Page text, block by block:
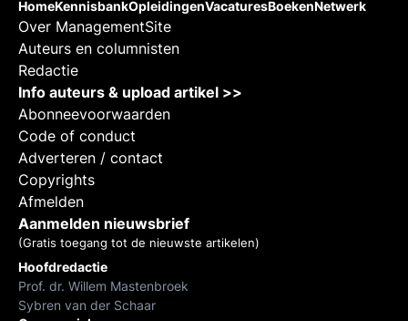
HomeKennisbankOpleidingenVacaturesBoekenNetwerk
Over ManagementSite
Auteurs en columnisten
Redactie
Info auteurs & upload artikel >>
Abonneevoorwaarden
Code of conduct
Adverteren / contact
Copyrights
Afmelden
Aanmelden nieuwsbrief
(Gratis toegang tot de nieuwste artikelen)
Hoofdredactie
Prof. dr. Willem Mastenbroek
Sybren van der Schaar